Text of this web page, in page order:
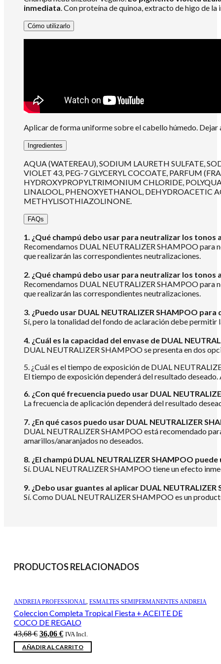
inmediata. Con proteína de quinoa, extracto de higo de
Cómo utilizarlo
Aplicar de forma uniforme sobre el cabello húmedo. Dejar
Ingredientes
AQUA (WATEREAU), SODIUM LAURETH SULFATE,
VIOLET 43, PEG-7 GLYCERYL COCOATE, PARFUM
HYDROXYPROPYLTRIMONIUM CHLORIDE,
LINALOOL, PHENOXYETHANOL, DEHYDROACETIC
METHYLISOTHIAZOLINONE.
FAQs
1. ¿Qué champú debo usar para neutralizar los tonos
Recomendamos DUAL NEUTRALIZER SHAMPOO para
que realizarán las correspondientes neutralizaciones.
2. ¿Qué champú debo usar para neutralizar los tonos
Recomendamos DUAL NEUTRALIZER SHAMPOO para
que realizarán las correspondientes neutralizaciones.
3. ¿Puedo usar DUAL NEUTRALIZER SHAMPOO
Sí, pero la tonalidad del fondo de aclaración debe permitir
4. ¿Cuál es la capacidad del envase de DUAL
DUAL NEUTRALIZER SHAMPOO se presenta en dos
5. ¿Cuál es el tiempo de exposición de DUAL
El tiempo de exposición dependerá del resultado
6. ¿Con qué frecuencia puedo usar DUAL
La frecuencia de aplicación dependerá del resultado
7. ¿En qué casos puedo usar DUAL NEUTRALIZER
DUAL NEUTRALIZER SHAMPOO está recomendado
amarillos/anaranjados no deseados.
8. ¿El champú DUAL NEUTRALIZER SHAMPOO
Sí. DUAL NEUTRALIZER SHAMPOO tiene un efecto
9. ¿Debo usar guantes al aplicar DUAL NEUTRALIZER
Sí. Como DUAL NEUTRALIZER SHAMPOO es un
PRODUCTOS RELACIONADOS
ANDREIA PROFESSIONAL, ESMALTES SEMIPERMANENTES ANDREIA
Coleccion Completa Tropical Fiesta + ACEITE DE
COCO DE REGALO
43,68€ El
precio
original
36,06 €El
precio
actual
IVA Incl.
AÑADIR AL CARRITO